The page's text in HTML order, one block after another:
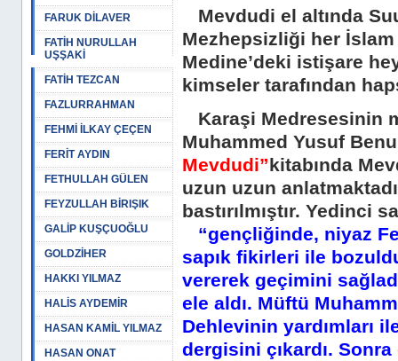
FARUK DİLAVER
FATİH NURULLAH
UŞŞAKİ
FATİH TEZCAN
FAZLURRAHMAN
FEHMİ İLKAY ÇEÇEN
FERİT AYDIN
FETHULLAH GÜLEN
FEYZULLAH BİRIŞIK
GALİP KUŞÇUOĞLU
GOLDZİHER
HAKKI YILMAZ
HALİS AYDEMİR
HASAN KAMİL YILMAZ
HASAN ONAT
Mevdudi el altında
Mezhepsizliği her
Medine’deki istişare
kimseler tarafından
Karaşi Medresesinin
Muhammed Yusuf
Mevdudi”kitabında
uzun uzun
bastırılmıştır. Yedinci
“gençliğinde, niyaz
sapık fikirleri ile
vererek geçimini
ele aldı. Müftü
Dehlevinin yardımları
dergisini çıkardı.